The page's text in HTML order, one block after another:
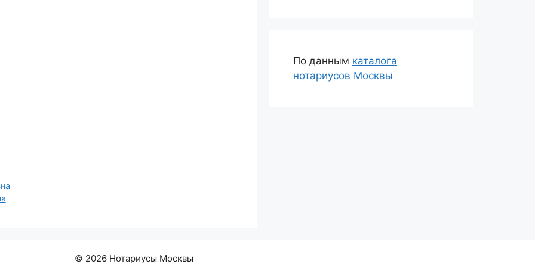
По данным каталога
нотариусов Москвы
© 2026 Нотариусы Москвы